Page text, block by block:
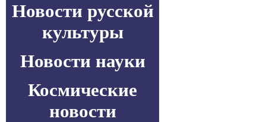
Новости русской
культуры
Новости науки
Космические
новости